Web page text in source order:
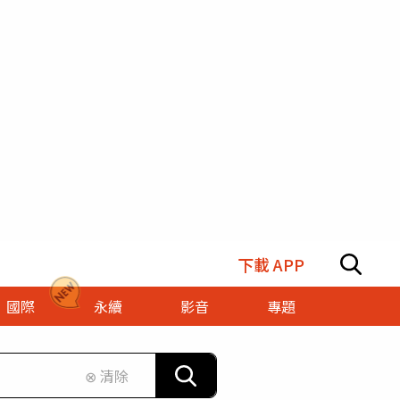
下載 APP
國際 永續 影音
專題
⊗ 清除